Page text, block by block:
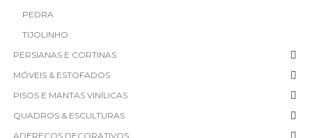
PEDRA
TIJOLINHO
PERSIANAS E CORTINAS
MÓVEIS & ESTOFADOS
PISOS E MANTAS VINÍLICAS
QUADROS & ESCULTURAS
ADEREÇOS DECORATIVOS